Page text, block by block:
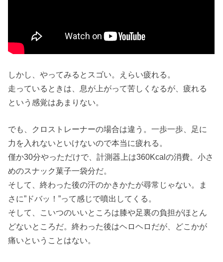
しかし、やってみるとスゴい。えらい疲れる。
走っているときは、息が上がって苦しくなるが、疲れる
という感覚はあまりない。
でも、クロストレーナーの場合は違う。一歩一歩、足に
力を入れないといけないので本当に疲れる。
僅か30分やっただけで、計測器上は360Kcalの消費。小さ
めのスナック菓子一袋分だ。
そして、終わった後の汗のかきかたが尋常じゃない。ま
さに”ドバッ！”って感じで噴出してくる。
そして、こいつのいいところは膝や足裏の負担がほとん
どないところだ。終わった後はヘロヘロだが、どこかが
痛いということはない。